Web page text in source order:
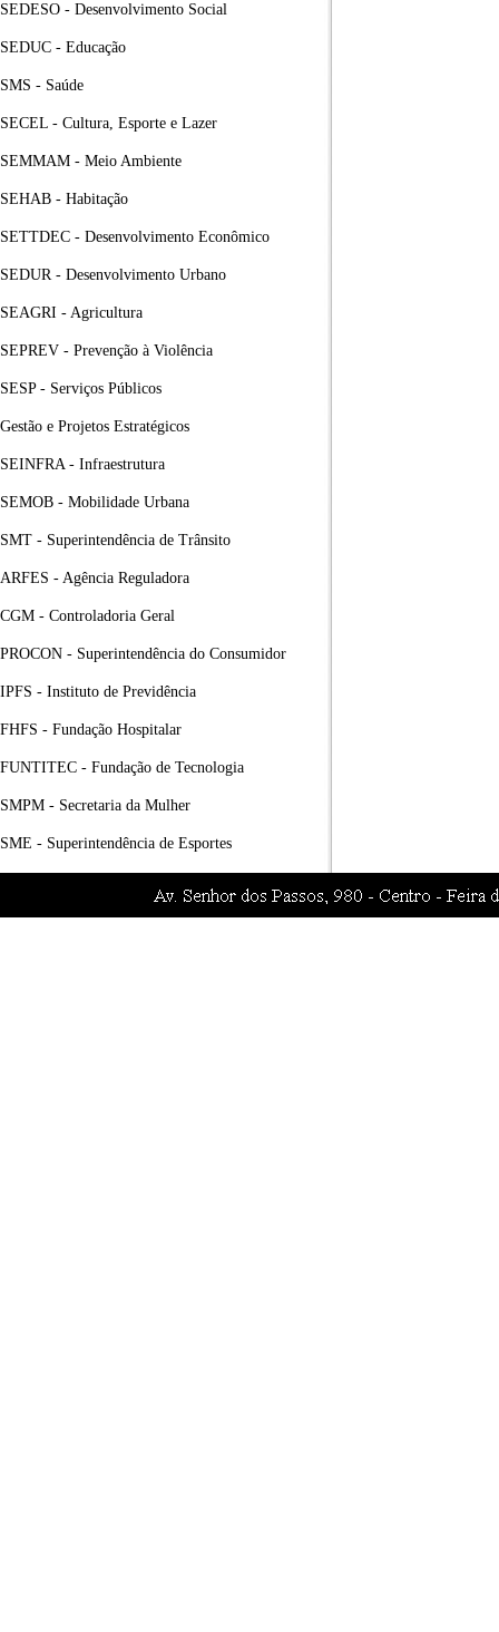
SEDESO - Desenvolvimento Social
SEDUC - Educação
SMS - Saúde
SECEL - Cultura, Esporte e Lazer
SEMMAM - Meio Ambiente
SEHAB - Habitação
SETTDEC - Desenvolvimento Econômico
SEDUR - Desenvolvimento Urbano
SEAGRI - Agricultura
SEPREV - Prevenção à Violência
SESP - Serviços Públicos
Gestão e Projetos Estratégicos
SEINFRA - Infraestrutura
SEMOB - Mobilidade Urbana
SMT - Superintendência de Trânsito
ARFES - Agência Reguladora
CGM - Controladoria Geral
PROCON - Superintendência do Consumidor
IPFS - Instituto de Previdência
FHFS - Fundação Hospitalar
FUNTITEC - Fundação de Tecnologia
SMPM - Secretaria da Mulher
SME - Superintendência de Esportes